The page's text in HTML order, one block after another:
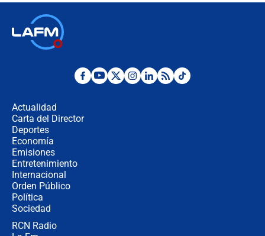
Posesión de Abelardo De La Espriella
Actualidad
Carta del Director
Deportes
Economía
Emisiones
Entretenimiento
Internacional
Orden Público
Política
Sociedad
RCN Radio